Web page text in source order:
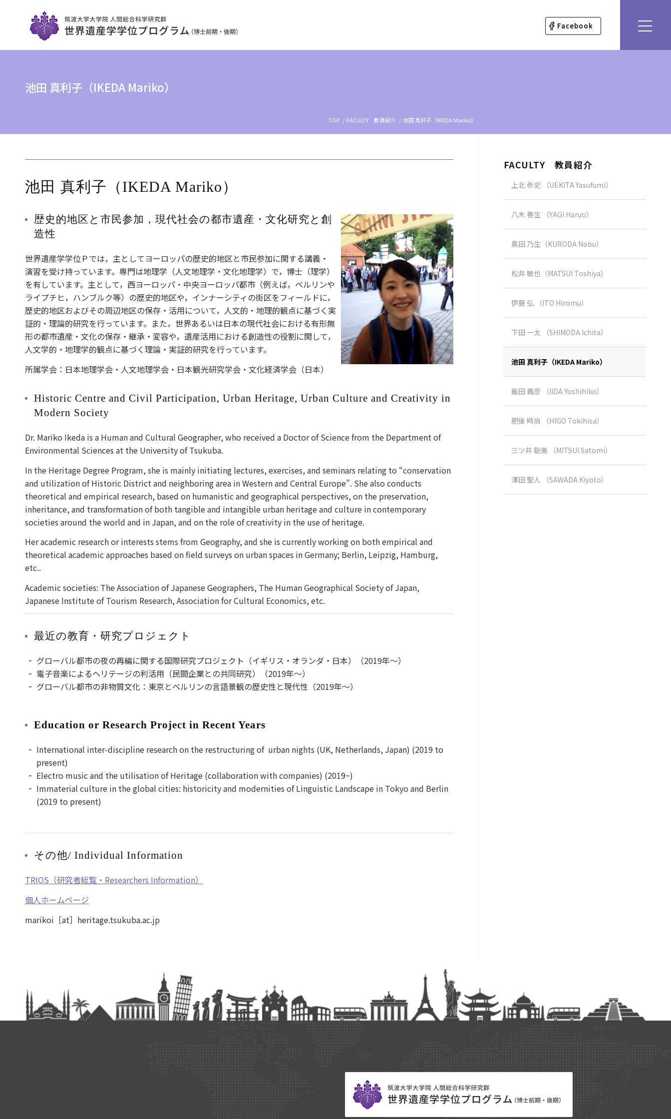
Facebook
池田 真利子（IKEDA Mariko）
TOP / FACULTY 教員紹介 / 池田 真利子（IKEDA Mariko）
池田 真利子（IKEDA Mariko）
歴史的地区と市民参加，現代社会の都市遺産・文化研究と創
造性
世界遺産学学位Ｐでは，主としてヨーロッパの歴史的地区と市民参加に関する講義・
演習を受け持っています。専門は地理学（人文地理学・文化地理学）で，博士（理学）
を有しています。主として，西ヨーロッパ・中央ヨーロッパ都市（例えば，ベルリンや
ライプチヒ，ハンブルク等）の歴史的地区や，インナーシティの街区をフィールドに，
歴史的地区およびその周辺地区の保存・活用について，人文的・地理的観点に基づく実
証的・理論的研究を行っています。また，世界あるいは日本の現代社会における有形無
形の都市遺産・文化の保存・継承・変容や，遺産活用における創造性の役割に関して，
人文学的・地理学的観点に基づく理論・実証的研究を行っています。
所属学会：日本地理学会・人文地理学会・日本観光研究学会・文化経済学会（日本）
Historic Centre and Civil Participation, Urban Heritage, Urban Culture and Creativity in
Modern Society
Dr. Mariko Ikeda is a Human and Cultural Geographer, who received a Doctor of Science from the Department of
Environmental Sciences at the University of Tsukuba.
In the Heritage Degree Program, she is mainly initiating lectures, exercises, and seminars relating to “conservation
and utilization of Historic District and neighboring area in Western and Central Europe”. She also conducts
theoretical and empirical research, based on humanistic and geographical perspectives, on the preservation,
inheritance, and transformation of both tangible and intangible urban heritage and culture in contemporary
societies around the world and in Japan, and on the role of creativity in the use of heritage.
Her academic research or interests stems from Geography, and she is currently working on both empirical and
theoretical academic approaches based on field surveys on urban spaces in Germany; Berlin, Leipzig, Hamburg,
etc..
Academic societies: The Association of Japanese Geographers, The Human Geographical Society of Japan,
Japanese Institute of Tourism Research, Association for Cultural Economics, etc.
最近の教育・研究プロジェクト
グローバル都市の夜の再編に関する国際研究プロジェクト（イギリス・オランダ・日本）（2019年～）
電子音楽によるヘリテージの利活用（民間企業との共同研究）（2019年～）
グローバル都市の非物質文化：東京とベルリンの言語景観の歴史性と現代性（2019年～）
Education or Research Project in Recent Years
International inter-discipline research on the restructuring of urban nights (UK, Netherlands, Japan) (2019 to
present)
Electro music and the utilisation of Heritage (collaboration with companies) (2019~)
Immaterial culture in the global cities: historicity and modernities of Linguistic Landscape in Tokyo and Berlin
(2019 to present)
その他/ Individual Information
TRIOS（研究者総覧・Researchers Information）
個人ホームページ
marikoi［at］heritage.tsukuba.ac.jp
FACULTY 教員紹介
上北 恭史 （UEKITA Yasufumi）
八木 春生 （YAGI Haruo）
黒田 乃生（KURODA Nobu）
松井 敏也（MATSUI Toshiya）
伊藤 弘 （ITO Hiromu）
下田 一太 （SHIMODA Ichita）
池田 真利子（IKEDA Mariko）
飯田 義彦 （IIDA Yoshihiko）
肥後 時尚 （HIGO Tokihisa）
三ツ井 聡美 （MITSUI Satomi）
澤田 聖人 （SAWADA Kiyoto）